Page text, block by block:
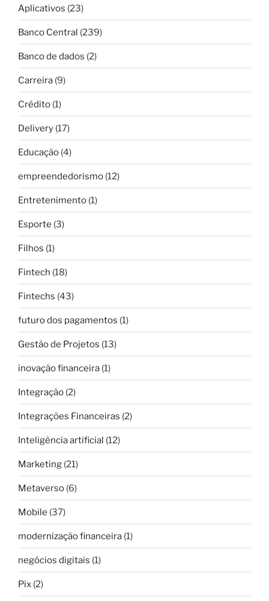
Aplicativos (23)
Banco Central (239)
Banco de dados (2)
Carreira (9)
Crédito (1)
Delivery (17)
Educação (4)
empreendedorismo (12)
Entretenimento (1)
Esporte (3)
Filhos (1)
Fintech (18)
Fintechs (43)
futuro dos pagamentos (1)
Gestão de Projetos (13)
inovação financeira (1)
Integração (2)
Integrações Financeiras (2)
Inteligência artificial (12)
Marketing (21)
Metaverso (6)
Mobile (37)
modernização financeira (1)
negócios digitais (1)
Pix (2)